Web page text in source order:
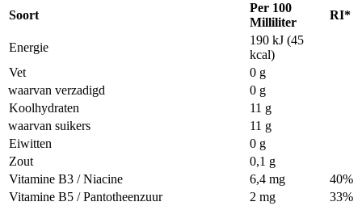
Soort
Per 100
Milliliter
RI*
Energie
190 kJ (45
kcal)
Vet
0 g
waarvan verzadigd
0 g
Koolhydraten
11 g
waarvan suikers
11 g
Eiwitten
0 g
Zout
0,1 g
Vitamine B3 / Niacine
6,4 mg
40%
Vitamine B5 / Pantotheenzuur
2 mg
33%